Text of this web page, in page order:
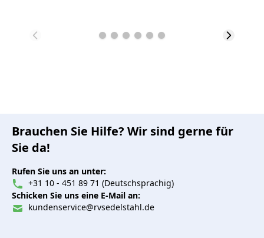
Brauchen Sie Hilfe? Wir sind gerne für
Sie da!
Rufen Sie uns an unter:
+31 10 - 451 89 71 (Deutschsprachig)
Schicken Sie uns eine E-Mail an:
kundenservice@rvsedelstahl.de